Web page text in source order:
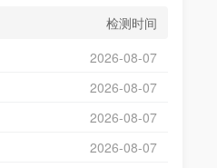
检测时间
2026-08-07
2026-08-07
2026-08-07
2026-08-07